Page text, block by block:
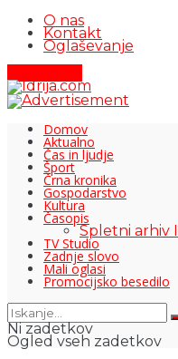
O nas
Kontakt
Oglaševanje
Domov
Aktualno
Čas in ljudje
Šport
Črna kronika
Gospodarstvo
Kultura
Časopis
Spletni arhiv
TV Studio
Zadnje slovo
Mali oglasi
Promocijsko besedilo
Ni zadetkov
Ogled vseh zadetkov